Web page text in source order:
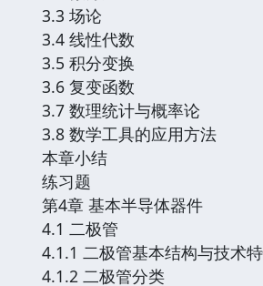
3.3 场论
3.4 线性代数
3.5 积分变换
3.6 复变函数
3.7 数理统计与概率论
3.8 数学工具的应用方法
本章小结
练习题
第4章 基本半导体器件
4.1 二极管
4.1.1 二极管基本结构与技术
4.1.2 二极管分类